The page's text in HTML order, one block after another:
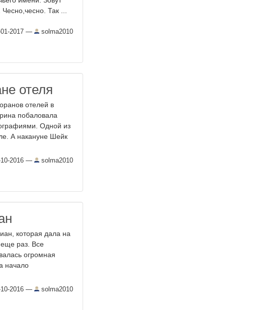
Так ...
2017 — solma2010
отеля
отелей в
побаловала
Одной из
А накануне Шейк
2016 — solma2010
которая дала на
еще раз. Все
огромная
начало
2016 — solma2010